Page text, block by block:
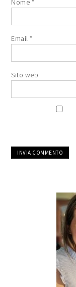
Nome *
Email*
Sito web